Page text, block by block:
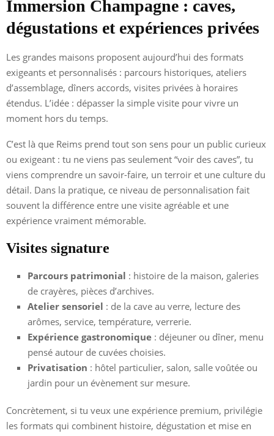
Immersion Champagne : caves,
dégustations et expériences privées
Les grandes maisons proposent aujourd’hui des formats
exigeants et personnalisés : parcours historiques, ateliers
d’assemblage, dîners accords, visites privées à horaires
étendus. L’idée : dépasser la simple visite pour vivre un
moment hors du temps.
C’est là que Reims prend tout son sens pour un public curieux
ou exigeant : tu ne viens pas seulement “voir des caves”, tu
viens comprendre un savoir-faire, un terroir et une culture du
détail. Dans la pratique, ce niveau de personnalisation fait
souvent la différence entre une visite agréable et une
expérience vraiment mémorable.
Visites signature
Parcours patrimonial : histoire de la maison, galeries
de crayères, pièces d’archives.
Atelier sensoriel : de la cave au verre, lecture des
arômes, service, température, verrerie.
Expérience gastronomique : déjeuner ou dîner, menu
pensé autour de cuvées choisies.
Privatisation : hôtel particulier, salon, salle voûtée ou
jardin pour un évènement sur mesure.
Concrètement, si tu veux une expérience premium, privilégie
les formats qui combinent histoire, dégustation et mise en